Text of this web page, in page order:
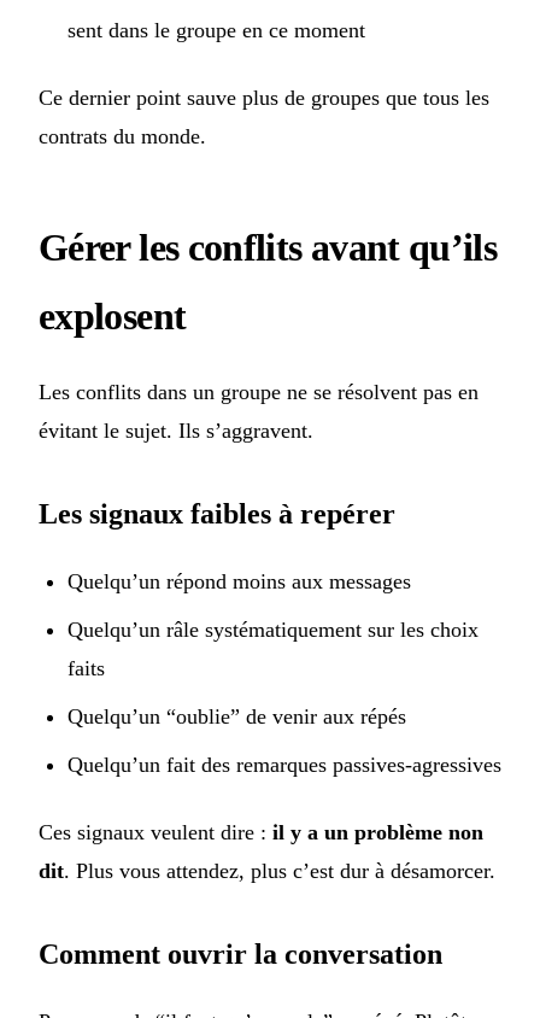
sent dans le groupe en ce moment
Ce dernier point sauve plus de groupes que tous les
contrats du monde.
Gérer les conflits avant qu’ils
explosent
Les conflits dans un groupe ne se résolvent pas en
évitant le sujet. Ils s’aggravent.
Les signaux faibles à repérer
Quelqu’un répond moins aux messages
Quelqu’un râle systématiquement sur les choix
faits
Quelqu’un “oublie” de venir aux répés
Quelqu’un fait des remarques passives-agressives
Ces signaux veulent dire : il y a un problème non
dit. Plus vous attendez, plus c’est dur à désamorcer.
Comment ouvrir la conversation